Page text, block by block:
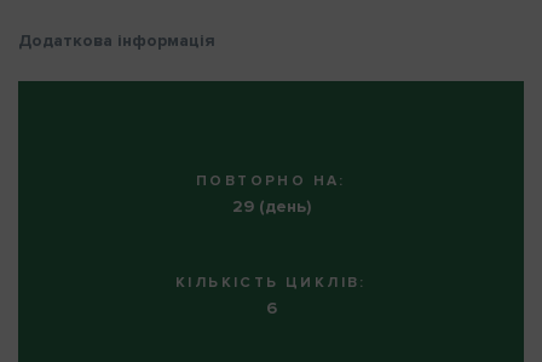
Додаткова інформація
ПОВТОРНО НА:
29 (день)
КІЛЬКІСТЬ ЦИКЛІВ:
6